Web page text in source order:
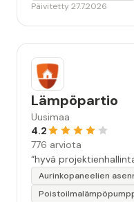
Päivitetty 27.7.2026
Lämpöpartio
Uusimaa
4.2
776 arviota
“hyvä
Aurinkopaneelien